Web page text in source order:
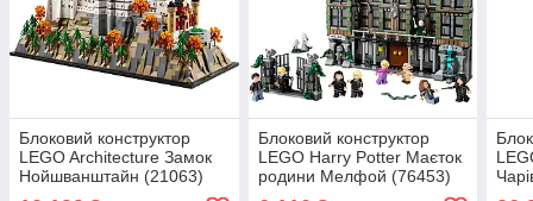
Блоковий конструктор
LEGO Architecture Замок
Нойшванштайн (21063)
Блоковий конструктор
LEGO Harry Potter Маєток
родини Мелфой (76453)